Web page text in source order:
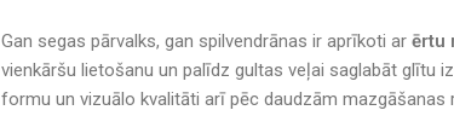
Gan segas pārvalks, gan spilvendrānas ir aprīkoti ar ērtu
vienkāršu lietošanu un palīdz gultas veļai saglabāt glītu
formu un vizuālo kvalitāti arī pēc daudzām mazgāšanas